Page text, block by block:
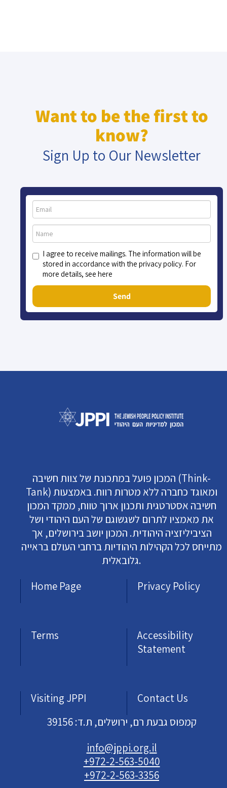
Want to be the first to
know?
Sign Up to Our Newsletter
I agree to receive mailings. The information will be
stored in accordance with the privacy policy. For
more details, see here
Send
המכון פועל במתכונת של צוות חשיבה (Think-
Tank) ומאוגד כחברה ללא מטרות רווח. באמצעות
חשיבה אסטרטגית ותכנון ארוך טווח, ממקד המכון
את מאמציו לתרום לשגשוגם של העם היהודי ושל
הציביליזציה היהודית. המכון יושב בירושלים, אך
מתייחס לכל הקהילות היהודיות ברחבי העולם בראייה
גלובאלית.
Home Page
Privacy Policy
Terms
Accessibility
Statement
Visiting JPPI
Contact Us
קמפוס גבעת רם, ירושלים, ת.ד: 39156
info@jppi.org.il
+972-2-563-5040
+972-2-563-3356